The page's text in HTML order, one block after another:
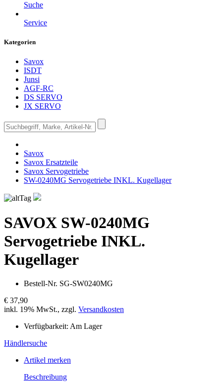
Suche
Service
Kategorien
Savox
ISDT
Junsi
AGF-RC
DS SERVO
JX SERVO
Savox
Savox Ersatzteile
Savox Servogetriebe
SW-0240MG Servogetriebe INKL. Kugellager
SAVOX SW-0240MG
Servogetriebe INKL.
Kugellager
Bestell-Nr. SG-SW0240MG
€ 37,90
inkl. 19% MwSt., zzgl. Versandkosten
Verfügbarkeit: Am Lager
Händlersuche
Artikel merken
Beschreibung